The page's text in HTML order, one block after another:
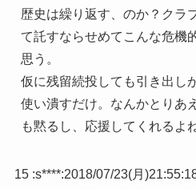
歴史は繰り返す、のか？クラ
て託すならせめてこんな危機
思う。
仮に残留続投しても引き出し
使い潰すだけ。なんかとりあ
も黙るし、応援してくれるよ
15 :s****:2018/07/23(月